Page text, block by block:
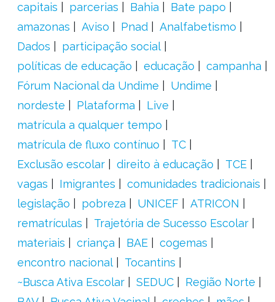
capitais
parcerias Bahia
Bate papo
amazonas
Aviso Pnad
Analfabetismo
Dados
participação social
políticas de educação
educação
campanha
Fórum Nacional da Undime
Undime
nordeste
Plataforma
Live
matrícula a qualquer tempo
matrícula de fluxo contínuo
TC
Exclusão escolar
direito à educação
TCE
vagas
Imigrantes
comunidades tradicionais
legislação
pobreza UNICEF
ATRICON
rematrículas
Trajetória de Sucesso Escolar
materiais
criança BAE
cogemas
encontro nacional
Tocantins
~Busca Ativa Escolar
SEDUC
Região Norte